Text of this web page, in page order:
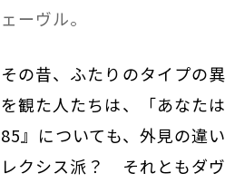
ェーヴル。
その昔、ふたりのタイプの
を観た人たちは、「あなた
85』についても、外見の違
レクシス派？ それともダ